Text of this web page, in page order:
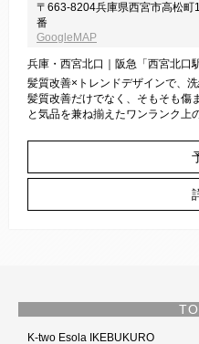
〒663-8204兵庫県西宮市高松
番
GoogleMAP
兵庫・西宮北口｜阪急「西宮北口
髪質改善×トレンドデザインで、
髪質改善だけでなく、そもそも傷
と気品を兼ね揃えたワンランク上
K-two Esola IKEBUKURO